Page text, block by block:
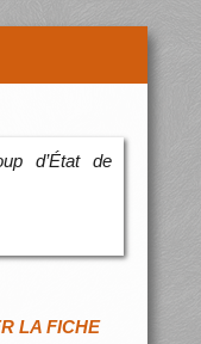
d’État de
LA FICHE